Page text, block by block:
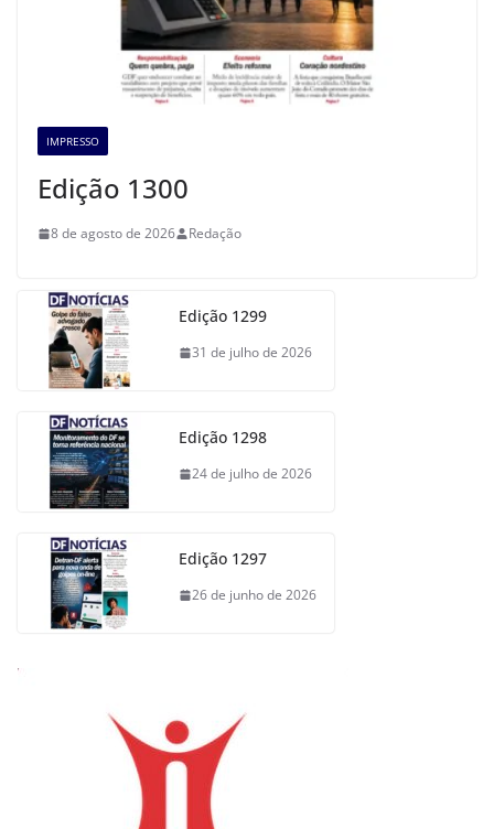
IMPRESSO
Edição 1300
8 de agosto de 2026 Redação
Edição 1299
31 de julho de 2026
Edição 1298
24 de julho de 2026
Edição 1297
26 de junho de 2026